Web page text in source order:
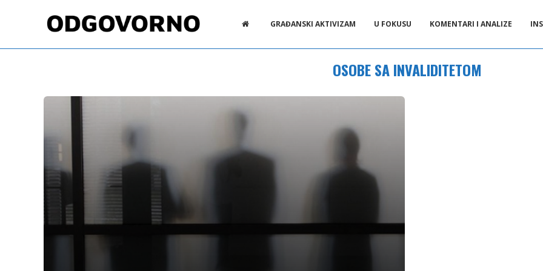
GRAĐANSKI AKTIVIZAM U FOKUSU KOMENTARI I ANALIZE
OSOBE SA INVALIDITETOM